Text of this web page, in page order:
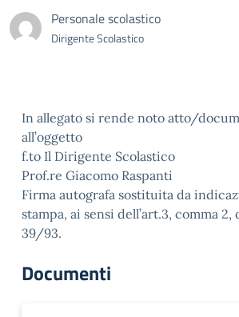
Personale scolastico
Dirigente Scolastico
In allegato si rende noto atto/
all’oggetto
f.to Il Dirigente Scolastico
Prof.re Giacomo Raspanti
Firma autografa sostituita da
stampa, ai sensi dell’art.3, comma 2,
39/93.
Documenti